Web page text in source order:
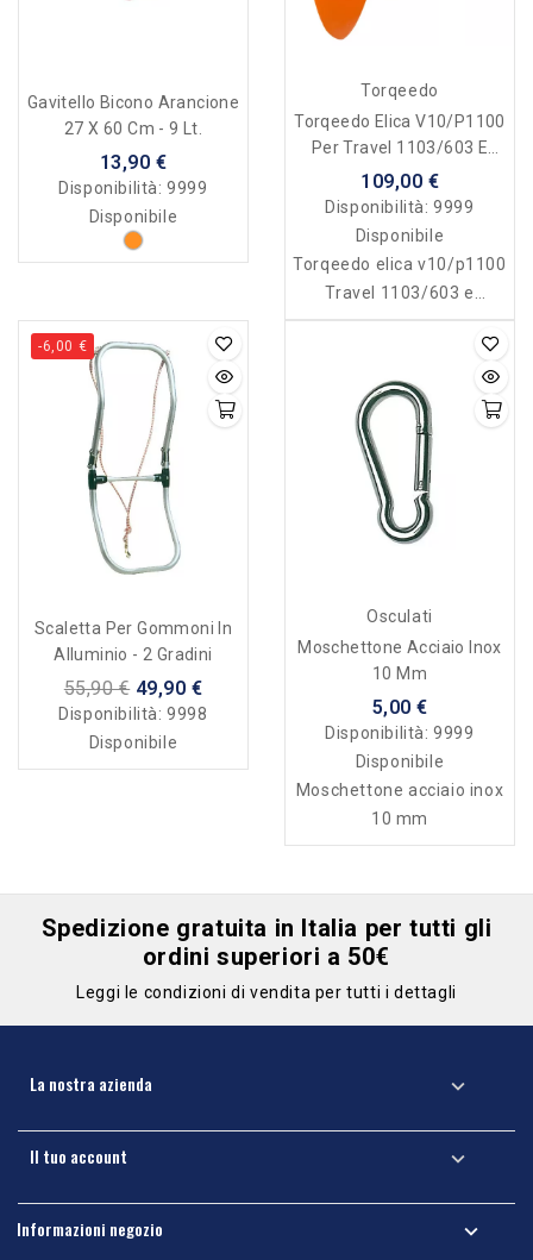
Gavitello Bicono Arancione
27 X 60 Cm - 9 Lt.
13,90 €
Disponibilità:9999
Disponibile
Torqeedo
Torqeedo Elica V10/p1100
Per Travel 1103/603 E
Ultralight - Art. 1972-00
109,00 €
Disponibilità:9999
Disponibile
Torqeedo elica v10/p1100
Travel 1103/603 e
Ultralight art. 1972-00
-6,00 €
Scaletta Per Gommoni In
Alluminio - 2 Gradini
55,90 € 49,90 €
Disponibilità:9998
Disponibile
Osculati
Moschettone Acciaio Inox
10 Mm
5,00 €
Disponibilità:9999
Disponibile
Moschettone acciaio inox
10 mm
Spedizione gratuita in Italia per tutti gli
ordini superiori a 50€
Leggi le condizioni di vendita per tutti i dettagli
La nostra azienda 
Il tuo account 
Informazioni negozio 